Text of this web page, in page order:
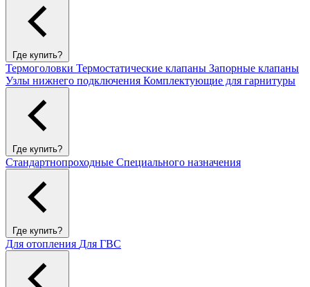
Где купить?
Термоголовки Термостатические клапаны Запорные клапаны
Узлы нижнего подключения Комплектующие для гарнитуры
Где купить?
Стандартнопроходные Специального назначения
Где купить?
Для отопления Для ГВС